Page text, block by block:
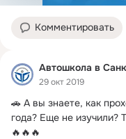
Комментировать
Автошкола в
29 окт 2019
🚗 А вы знаете, как
года? Еще не изучили?
🔥🔥🔥